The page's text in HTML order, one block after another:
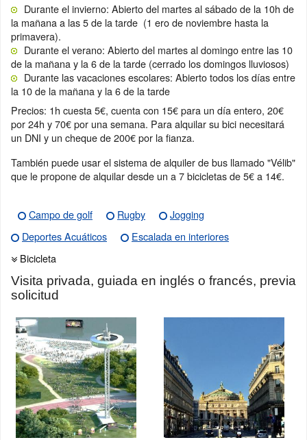
Durante el invierno: Abierto del martes al sábado de la 10h de
la mañana a las 5 de la tarde (1 ero de noviembre hasta la
primavera).
Durante el verano: Abierto del martes al domingo entre las 10
de la mañana y la 6 de la tarde (cerrado los domingos lluviosos)
Durante las vacaciones escolares: Abierto todos los días entre
la 10 de la mañana y la 6 de la tarde
Precios: 1h cuesta 5€, cuenta con 15€ para un día entero, 20€
por 24h y 70€ por una semana. Para alquilar su bici necesitará
un DNI y un cheque de 200€ por la fianza.
También puede usar el sistema de alquiler de bus llamado "Vélib"
que le propone de alquilar desde un a 7 bicicletas de 5€ a 14€.
Campo de golf Rugby
Jogging
Deportes Acuáticos
Escalada en interiores
Bicicleta
Visita privada, guiada en inglés o francés, previa
solicitud